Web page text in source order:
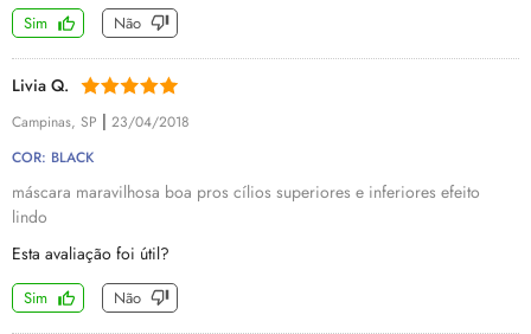
Sim Não
Livia Q.
Campinas, SP | 23/04/2018
COR: BLACK
máscara maravilhosa boa pros cílios superiores e inferiores efeito
lindo
Esta avaliação foi útil?
Sim Não